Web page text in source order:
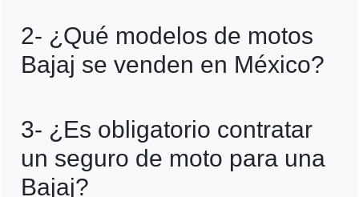
económicas, resistentes y de bajo
consumo de combustible. Además, la
fabricantes más importantes a nivel
mundial, lo que garantiza respaldo,
innovación y amplia disponibilidad de
2- ¿Qué modelos de motos
Bajaj se venden en México?
encuentran la Bajaj Boxer, ideal para el
trabajo diario; la Avenger 220, estilo
crucero; y la línea Pulsar, en versiones
3- ¿Es obligatorio contratar
un seguro de moto para una
Bajaj?